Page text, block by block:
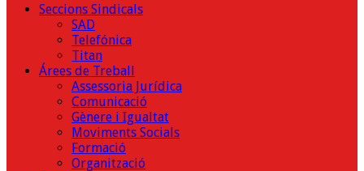
Seccions Sindicals
SAD
Telefónica
Titan
Árees de Treball
Assessoria Jurídica
Comunicació
Gènere i Igualtat
Moviments Socials
Formació
Organització